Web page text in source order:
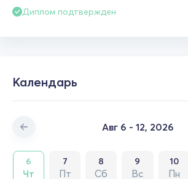
Диплом подтвержден
Календарь
Авг 6 - 12, 2026
6
Чт
7
Пт
8
Сб
9
Вс
10
Пн